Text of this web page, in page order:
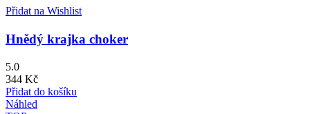
Přidat na Wishlist
Hnědý krajka choker
5.0
344 Kč
Přidat do košíku
Náhled